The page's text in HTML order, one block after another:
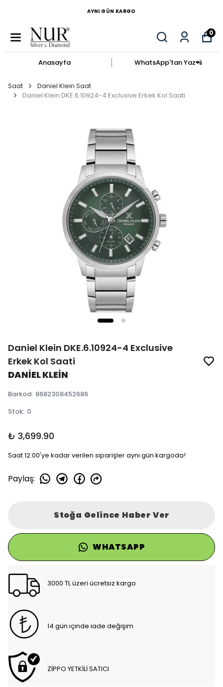
AYNI GÜN KARGO
0
Anasayfa WhatsApp'tan Yaz​📲​
Saat
Daniel Klein Saat
Daniel Klein DKE.6.10924-4 Exclusive Erkek Kol Saati
Daniel Klein DKE.6.10924-4 Exclusive
Erkek Kol Saati
DANİEL KLEİN
Barkod: 8682308452686
Stok: 0
₺ 3,699.90
Saat 12:00'ye kadar verilen siparişler aynı gün kargoda!
Paylaş:
Stoğa Gelince Haber Ver
WHATSAPP
3000 TL üzeri ücretsiz kargo
14 gün içinde iade değişim
ZİPPO YETKİLİ SATICI